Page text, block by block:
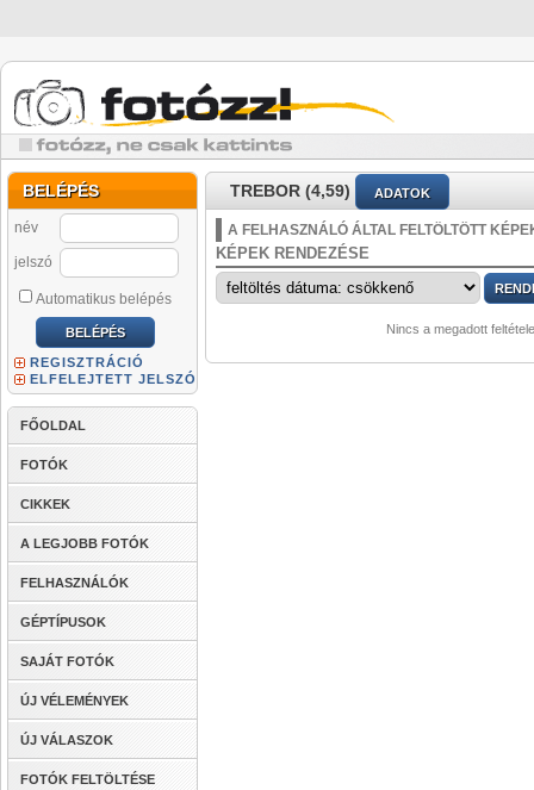
BELÉPÉS
név
jelszó
Automatikus belépés
REGISZTRÁCIÓ
ELFELEJTETT JELSZÓ
FŐOLDAL
FOTÓK
CIKKEK
A LEGJOBB FOTÓK
FELHASZNÁLÓK
GÉPTÍPUSOK
SAJÁT FOTÓK
ÚJ VÉLEMÉNYEK
ÚJ VÁLASZOK
FOTÓK FELTÖLTÉSE
TREBOR (4,59) ADATOK
A FELHASZNÁLÓ ÁLTAL FELTÖLTÖTT
KÉPEK RENDEZÉSE
Nincs a megadott